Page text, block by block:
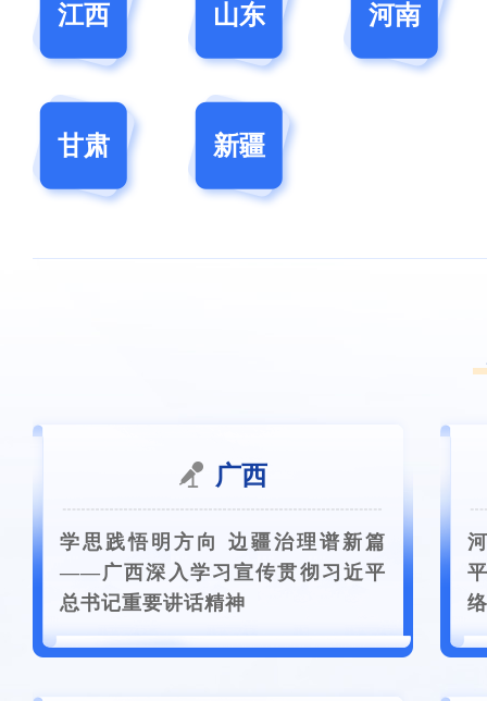
江西 山东 河南
甘肃 新疆
广西
学思践悟明方向 边疆治理谱新篇
——广西深入学习宣传贯彻习近平
总书记重要讲话精神